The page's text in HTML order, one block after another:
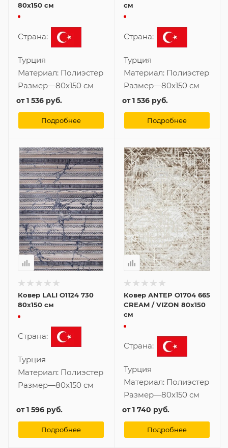
80x150 см
Страна:
Турция
Материал: Полиэстер
Размер—80x150 см
от1 536 руб.
Подробнее
см
Страна:
Турция
Материал: Полиэстер
Размер—80x150 см
от1 536 руб.
Подробнее
Ковер LALI O1124 730
80x150 см
Страна:
Турция
Материал: Полиэстер
Размер—80x150 см
от1 596 руб.
Подробнее
Ковер ANTEP O1704 665
CREAM / VIZON 80x150
см
Страна:
Турция
Материал: Полиэстер
Размер—80x150 см
от1 740 руб.
Подробнее